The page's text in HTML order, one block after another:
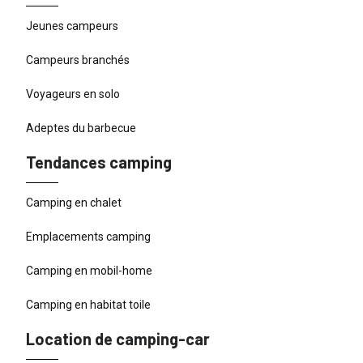
Jeunes campeurs
Campeurs branchés
Voyageurs en solo
Adeptes du barbecue
Tendances camping
Camping en chalet
Emplacements camping
Camping en mobil-home
Camping en habitat toile
Location de camping-car